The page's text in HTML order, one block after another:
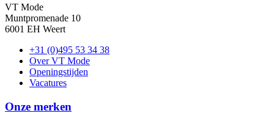
VT Mode
Muntpromenade 10
6001 EH Weert
+31 (0)495 53 34 38
Over VT Mode
Openingstijden
Vacatures
Onze merken